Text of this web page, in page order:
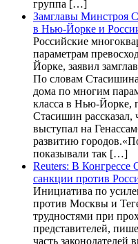
группа […]
Замглавы Минстроя
в Нью-Йорке и
Российские
параметрам
Йорке, заявил
По словам
дома по многим
класса в Нью-Йорке,
Стасишин
выступал на
развитию
показывали так […]
Reuters: В
санкции против
Инициатива по
против Москвы и
трудностями при
представителей,
часть законодателей